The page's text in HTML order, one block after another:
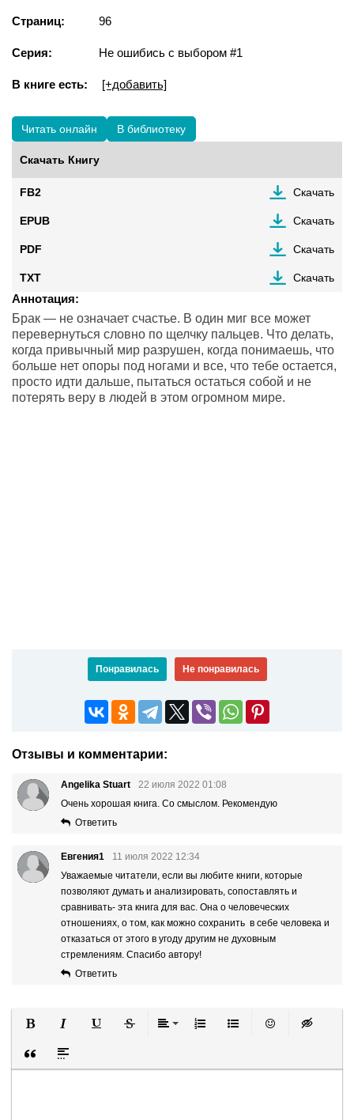
Страниц: 96
Серия: Не ошибись с выбором #1
В книге есть: [+добавить]
Читать онлайн В библиотеку
Скачать Книгу
FB2 Скачать
EPUB Скачать
PDF Скачать
TXT Скачать
Аннотация:
Брак — не означает счастье. В один миг все может
перевернуться словно по щелчку пальцев. Что делать,
когда привычный мир разрушен, когда понимаешь, что
больше нет опоры под ногами и все, что тебе остается,
просто идти дальше, пытаться остаться собой и не
потерять веру в людей в этом огромном мире.
Понравилась Не понравилась
Отзывы и комментарии:
Angelika Stuart
22 июля 2022 01:08
Очень хорошая книга. Со смыслом. Рекомендую
Ответить
Евгения1
11 июля 2022 12:34
Уважаемые читатели, если вы любите книги, которые
позволяют думать и анализировать, сопоставлять и
сравнивать- эта книга для вас. Она о человеческих
отношениях, о том, как можно сохранить в себе человека и
отказаться от этого в угоду другим не духовным
стремлениям. Спасибо автору!
Ответить
Вставка цитаты
Вставка спойлера